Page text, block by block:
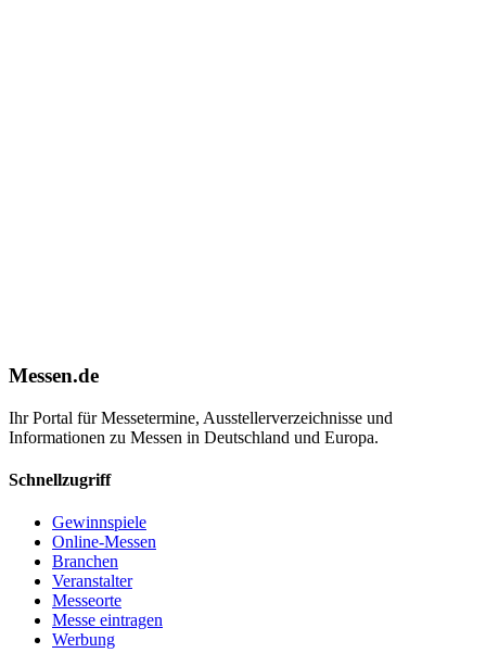
Messen.de
Ihr Portal für Messetermine, Ausstellerverzeichnisse und
Informationen zu Messen in Deutschland und Europa.
Schnellzugriff
Gewinnspiele
Online-Messen
Branchen
Veranstalter
Messeorte
Messe eintragen
Werbung